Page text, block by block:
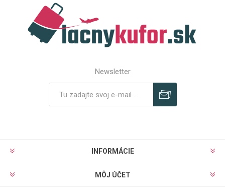
Newsletter
INFORMÁCIE
MÔJ ÚČET